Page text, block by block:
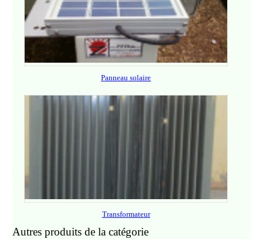
Panneau solaire
Transformateur
Autres produits de la catégorie